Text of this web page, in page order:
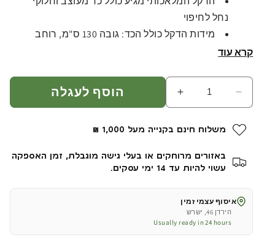
נחל לחיפוי
מידות הדקל כולל הכד: גובה 130 ס"מ, רוחב
מקסימלי של הדקל 50 ס"מ
The pitcher in the picture comes in gray and
can be ordered in both sand color and black
קרא עוד
הפחת
כמות
עבור
דקל
מלאכותי
בכד
|
גובה
הגדל
כמות
עבור
דקל
מלאכותי
בכד
|
גובה
הוסף לעגלה
משלוח חינם בקנייה מעל 1,000 ₪
באזורים מרוחקים או בעלי גישה מוגבלת, זמן האספקה
עשוי להיות עד 14 ימי עסקים.
איסוף עצמי זמין
הירדן 46, ישרש
Usually ready in 24 hours